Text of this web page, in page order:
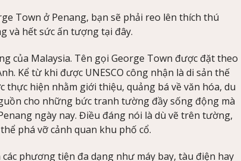
Town ở Penang, bạn sẽ phải reo lên thích thú
và hết sức ấn tượng tại đây.
của Malaysia. Tên gọi George Town được đặt theo
Kể từ khi được UNESCO công nhận là di sản thế
hiện nhằm giới thiệu, quảng bá về văn hóa, du
cho những bức tranh tường đầy sống động mà
ngày nay. Điều đáng nói là dù vẽ trên tường,
phá vỡ cảnh quan khu phố cổ.
phương tiện đa dạng như máy bay, tàu điện hay